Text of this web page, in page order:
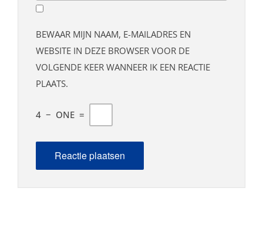
BEWAAR MIJN NAAM, E-MAILADRES EN
WEBSITE IN DEZE BROWSER VOOR DE
VOLGENDE KEER WANNEER IK EEN REACTIE
PLAATS.
4 − ONE =